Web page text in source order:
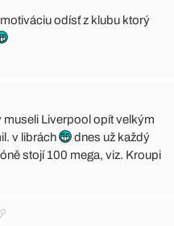
odísť z klubu ktorý
Liverpool opít velkým
v librách
dnes už každý
stojí 100 mega, viz. Kroupi